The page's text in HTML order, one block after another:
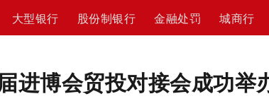
大型银行 股份制银行 金融处罚 城商行
进博会贸投对接会成功举